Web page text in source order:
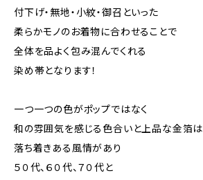
付下げ・無地・小紋・御召といった
柔らかモノのお着物に合わせることで
全体を品よく包み混んでくれる
染め帯となります！
一つ一つの色がポップではなく
和の雰囲気を感じる色合いと上品な金箔は
落ち着きある風情があり
５０代、６０代、７０代と